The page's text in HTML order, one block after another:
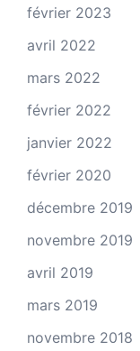
février 2023
avril 2022
mars 2022
février 2022
janvier 2022
février 2020
décembre 2019
novembre 2019
avril 2019
mars 2019
novembre 2018